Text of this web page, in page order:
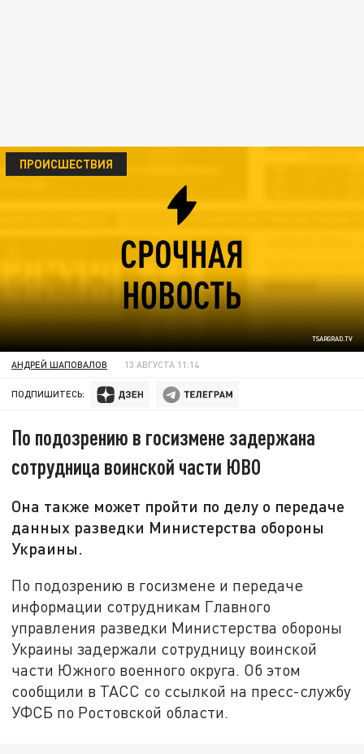
TSARGRAD.TV
ПРОИСШЕСТВИЯ
АНДРЕЙ ШАПОВАЛОВ 13 АВГУСТА 11:14
ПОДПИШИТЕСЬ:
По подозрению в госизмене задержана
сотрудница воинской части ЮВО
Она также может пройти по делу о передаче
данных разведки Министерства обороны
Украины.
По подозрению в госизмене и передаче
информации сотрудникам Главного
управления разведки Министерства обороны
Украины задержали сотрудницу воинской
части Южного военного округа. Об этом
сообщили в ТАСС со ссылкой на пресс-службу
УФСБ по Ростовской области.